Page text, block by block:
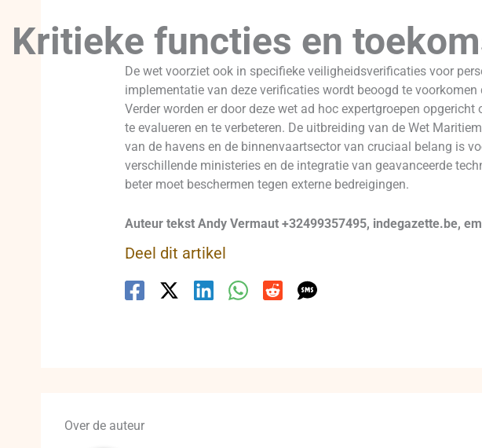
Kritieke functies en
De wet voorziet ook in specifieke veiligheidsverificaties voor
implementatie van deze verificaties wordt beoogd te
Verder worden er door deze wet ad hoc expertgroepen
te evalueren en te verbeteren. De uitbreiding van de Wet
van de havens en de binnenvaartsector van cruciaal belang is
verschillende ministeries en de integratie van geavanceerde
beter moet beschermen tegen externe bedreigingen.
Auteur tekst Andy Vermaut +32499357495, indegazette.be,
Deel dit artikel
Over de auteur